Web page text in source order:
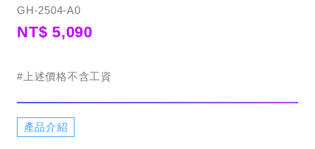
GH-2504-A0
NT$ 5,090
#上述價格不含工資
產品介紹